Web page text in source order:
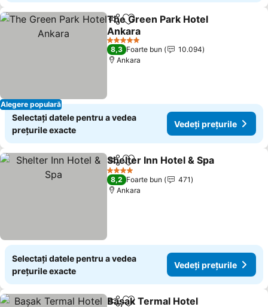
Alegere populară
DistribuițiAdăugaţi la favorite
The Green Park Hotel
Ankara
5 Stele
8,3 Foarte bun
10.094
Ankara
Selectați datele pentru a vedea
prețurile exacte
Vedeți prețurile
DistribuițiAdăugaţi la favorite
Shelter Inn Hotel & Spa
4 Stele
8,2 Foarte bun
471
Ankara
Selectați datele pentru a vedea
prețurile exacte
Vedeți prețurile
Başak Termal Hotel